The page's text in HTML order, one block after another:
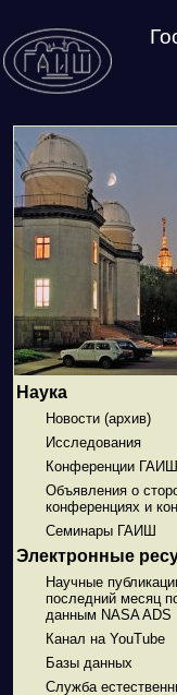
Наука
Новости (архив)
Исследования
Конференции ГАИШ
Объявления о
конференциях и
Семинары ГАИШ
Электронные
Научные
последний месяц
данным NASA ADS
Канал на YouTube
Базы данных
Служба